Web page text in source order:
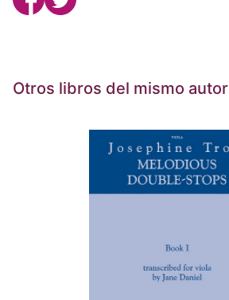
Otros libros del mismo autor